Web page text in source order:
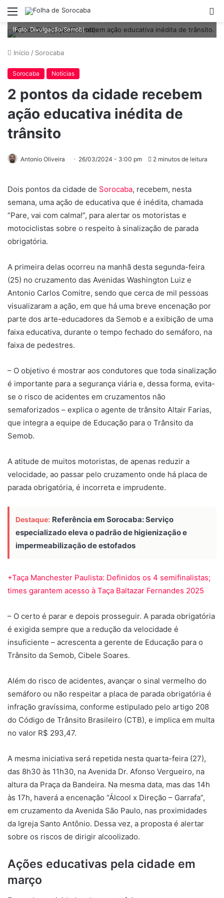
Menu
(Foto: Divulgação/Semob).
Início / Sorocaba
Sorocaba Notícias
2 pontos da cidade recebem
ação educativa inédita de
trânsito
Antonio Oliveira 26/03/2024 - 3:00 pm 2 minutos de leitura
Dois pontos da cidade de Sorocaba, recebem, nesta
semana, uma ação de educativa que é inédita, chamada
“Pare, vai com calma!”, para alertar os motoristas e
motociclistas sobre o respeito à sinalização de parada
obrigatória.
A primeira delas ocorreu na manhã desta segunda-feira
(25) no cruzamento das Avenidas Washington Luiz e
Antonio Carlos Comitre, sendo que cerca de mil pessoas
visualizaram a ação, em que há uma breve encenação por
parte dos arte-educadores da Semob e a exibição de uma
faixa educativa, durante o tempo fechado do semáforo, na
faixa de pedestres.
– O objetivo é mostrar aos condutores que toda sinalização
é importante para a segurança viária e, dessa forma, evita-
se o risco de acidentes em cruzamentos não
semaforizados – explica o agente de trânsito Altair Farias,
que integra a equipe de Educação para o Trânsito da
Semob.
A atitude de muitos motoristas, de apenas reduzir a
velocidade, ao passar pelo cruzamento onde há placa de
parada obrigatória, é incorreta e imprudente.
Destaque: Referência em Sorocaba: Serviço
especializado eleva o padrão de higienização e
impermeabilização de estofados
+Taça Manchester Paulista: Definidos os 4 semifinalistas;
times garantem acesso à Taça Baltazar Fernandes 2025
– O certo é parar e depois prosseguir. A parada obrigatória
é exigida sempre que a redução da velocidade é
insuficiente – acrescenta a gerente de Educação para o
Trânsito da Semob, Cibele Soares.
Além do risco de acidentes, avançar o sinal vermelho do
semáforo ou não respeitar a placa de parada obrigatória é
infração gravíssima, conforme estipulado pelo artigo 208
do Código de Trânsito Brasileiro (CTB), e implica em multa
no valor R$ 293,47.
A mesma iniciativa será repetida nesta quarta-feira (27),
das 8h30 às 11h30, na Avenida Dr. Afonso Vergueiro, na
altura da Praça da Bandeira. Na mesma data, mas das 14h
às 17h, haverá a encenação “Álcool x Direção – Garrafa”,
em cruzamento da Avenida São Paulo, nas proximidades
da Igreja Santo Antônio. Dessa vez, a proposta é alertar
sobre os riscos de dirigir alcoolizado.
Ações educativas pela cidade em
março